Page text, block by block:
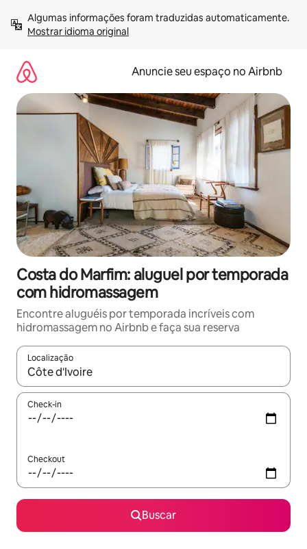
para
Mostrar idioma original
Anuncie seu espaço no Airbnb
Costa do Marfim: aluguel por temporada
com hidromassagem
Encontre aluguéis por temporada incríveis com
hidromassagem no Airbnb e faça sua reserva
Localização
Quando os resultados estiverem disponíveis, explore-os
Check-in
Checkout
Buscar